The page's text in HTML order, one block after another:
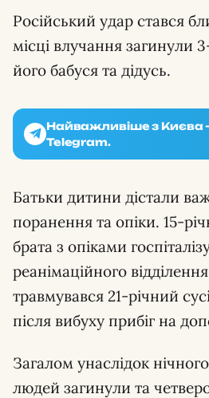
Російський удар стався
місці влучання загинули
його бабуся та дідусь.
Найважливіше з Києва
Telegram.
Батьки дитини дістали
поранення та опіки. 15-
брата з опіками
реанімаційного
травмувався 21-річний
після вибуху прибіг на
Загалом унаслідок
людей загинули та